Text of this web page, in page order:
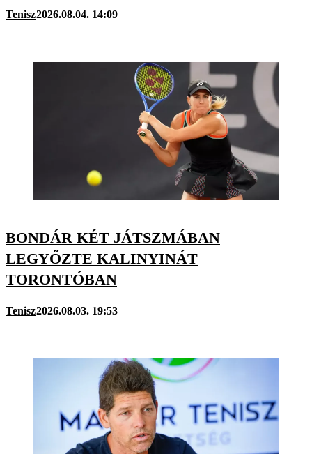
Tenisz2026.08.04. 14:09
BONDÁR KÉT JÁTSZMÁBAN
LEGYŐZTE KALINYINÁT
TORONTÓBAN
Tenisz2026.08.03. 19:53